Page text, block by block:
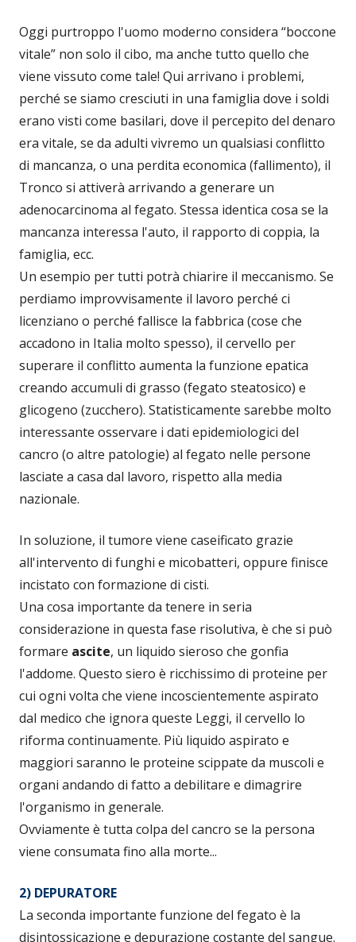
Oggi purtroppo l'uomo moderno considera “boccone
vitale” non solo il cibo, ma anche tutto quello che
viene vissuto come tale! Qui arrivano i problemi,
perché se siamo cresciuti in una famiglia dove i soldi
erano visti come basilari, dove il percepito del denaro
era vitale, se da adulti vivremo un qualsiasi conflitto
di mancanza, o una perdita economica (fallimento), il
Tronco si attiverà arrivando a generare un
adenocarcinoma al fegato. Stessa identica cosa se la
mancanza interessa l'auto, il rapporto di coppia, la
famiglia, ecc.
Un esempio per tutti potrà chiarire il meccanismo. Se
perdiamo improvvisamente il lavoro perché ci
licenziano o perché fallisce la fabbrica (cose che
accadono in Italia molto spesso), il cervello per
superare il conflitto aumenta la funzione epatica
creando accumuli di grasso (fegato steatosico) e
glicogeno (zucchero). Statisticamente sarebbe molto
interessante osservare i dati epidemiologici del
cancro (o altre patologie) al fegato nelle persone
lasciate a casa dal lavoro, rispetto alla media
nazionale.
In soluzione, il tumore viene caseificato grazie
all'intervento di funghi e micobatteri, oppure finisce
incistato con formazione di cisti.
Una cosa importante da tenere in seria
considerazione in questa fase risolutiva, è che si può
formare ascite, un liquido sieroso che gonfia
l'addome. Questo siero è ricchissimo di proteine per
cui ogni volta che viene incoscientemente aspirato
dal medico che ignora queste Leggi, il cervello lo
riforma continuamente. Più liquido aspirato e
maggiori saranno le proteine scippate da muscoli e
organi andando di fatto a debilitare e dimagrire
l'organismo in generale.
Ovviamente è tutta colpa del cancro se la persona
viene consumata fino alla morte...
2) DEPURATORE
La seconda importante funzione del fegato è la
disintossicazione e depurazione costante del sangue.